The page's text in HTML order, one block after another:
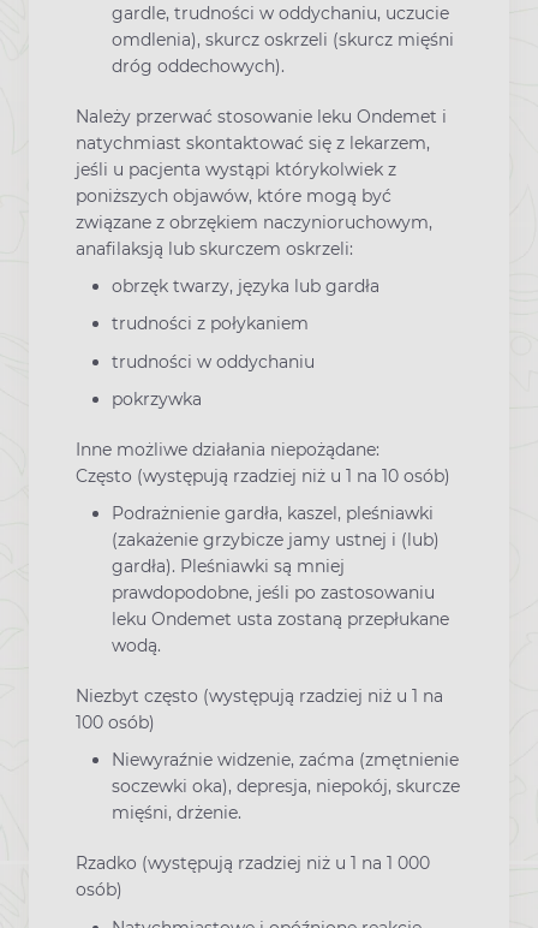
gardle, trudności w oddychaniu, uczucie
omdlenia), skurcz oskrzeli (skurcz mięśni
dróg oddechowych).
Należy przerwać stosowanie leku Ondemet i
natychmiast skontaktować się z lekarzem,
jeśli u pacjenta wystąpi którykolwiek z
poniższych objawów, które mogą być
związane z obrzękiem naczynioruchowym,
anafilaksją lub skurczem oskrzeli:
obrzęk twarzy, języka lub gardła
trudności z połykaniem
trudności w oddychaniu
pokrzywka
Inne możliwe działania niepożądane:
Często (występują rzadziej niż u 1 na 10 osób)
Podrażnienie gardła, kaszel, pleśniawki
(zakażenie grzybicze jamy ustnej i (lub)
gardła). Pleśniawki są mniej
prawdopodobne, jeśli po zastosowaniu
leku Ondemet usta zostaną przepłukane
wodą.
Niezbyt często (występują rzadziej niż u 1 na
100 osób)
Niewyraźnie widzenie, zaćma (zmętnienie
soczewki oka), depresja, niepokój, skurcze
mięśni, drżenie.
Rzadko (występują rzadziej niż u 1 na 1 000
osób)